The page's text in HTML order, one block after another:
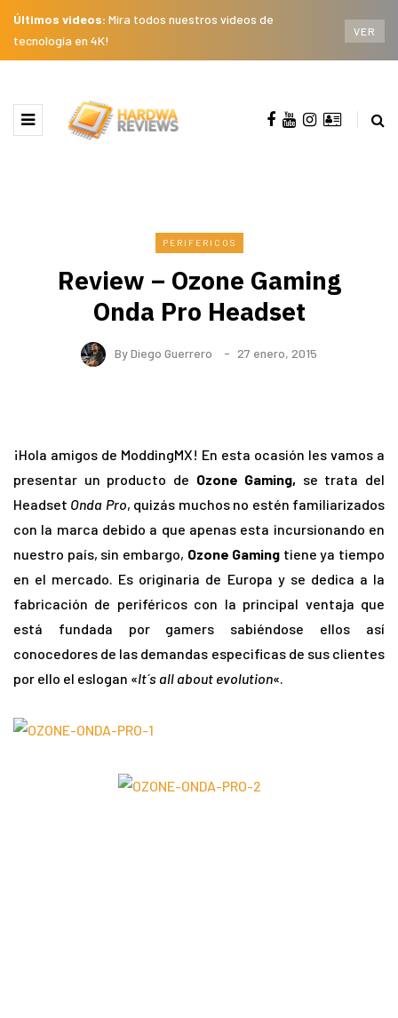
Últimos videos: Mira todos nuestros videos de
tecnología en 4K!
VER
PERIFERICOS
Review – Ozone Gaming
Onda Pro Headset
ByDiego Guerrero 27 enero, 2015
¡Hola amigos de ModdingMX! En esta ocasión les vamos a
presentar un producto de Ozone Gaming, se trata del
Headset Onda Pro, quizás muchos no estén familiarizados
con la marca debido a que apenas esta incursionando en
nuestro país, sin embargo, Ozone Gaming tiene ya tiempo
en el mercado. Es originaria de Europa y se dedica a la
fabricación de periféricos con la principal ventaja que
está fundada por gamers sabiéndose ellos así
conocedores de las demandas especificas de sus clientes
por ello el eslogan «It´s all about evolution«.